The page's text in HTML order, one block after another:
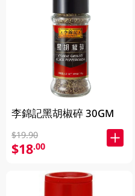
李錦記黑胡椒碎 30GM
$19.90
$18.00